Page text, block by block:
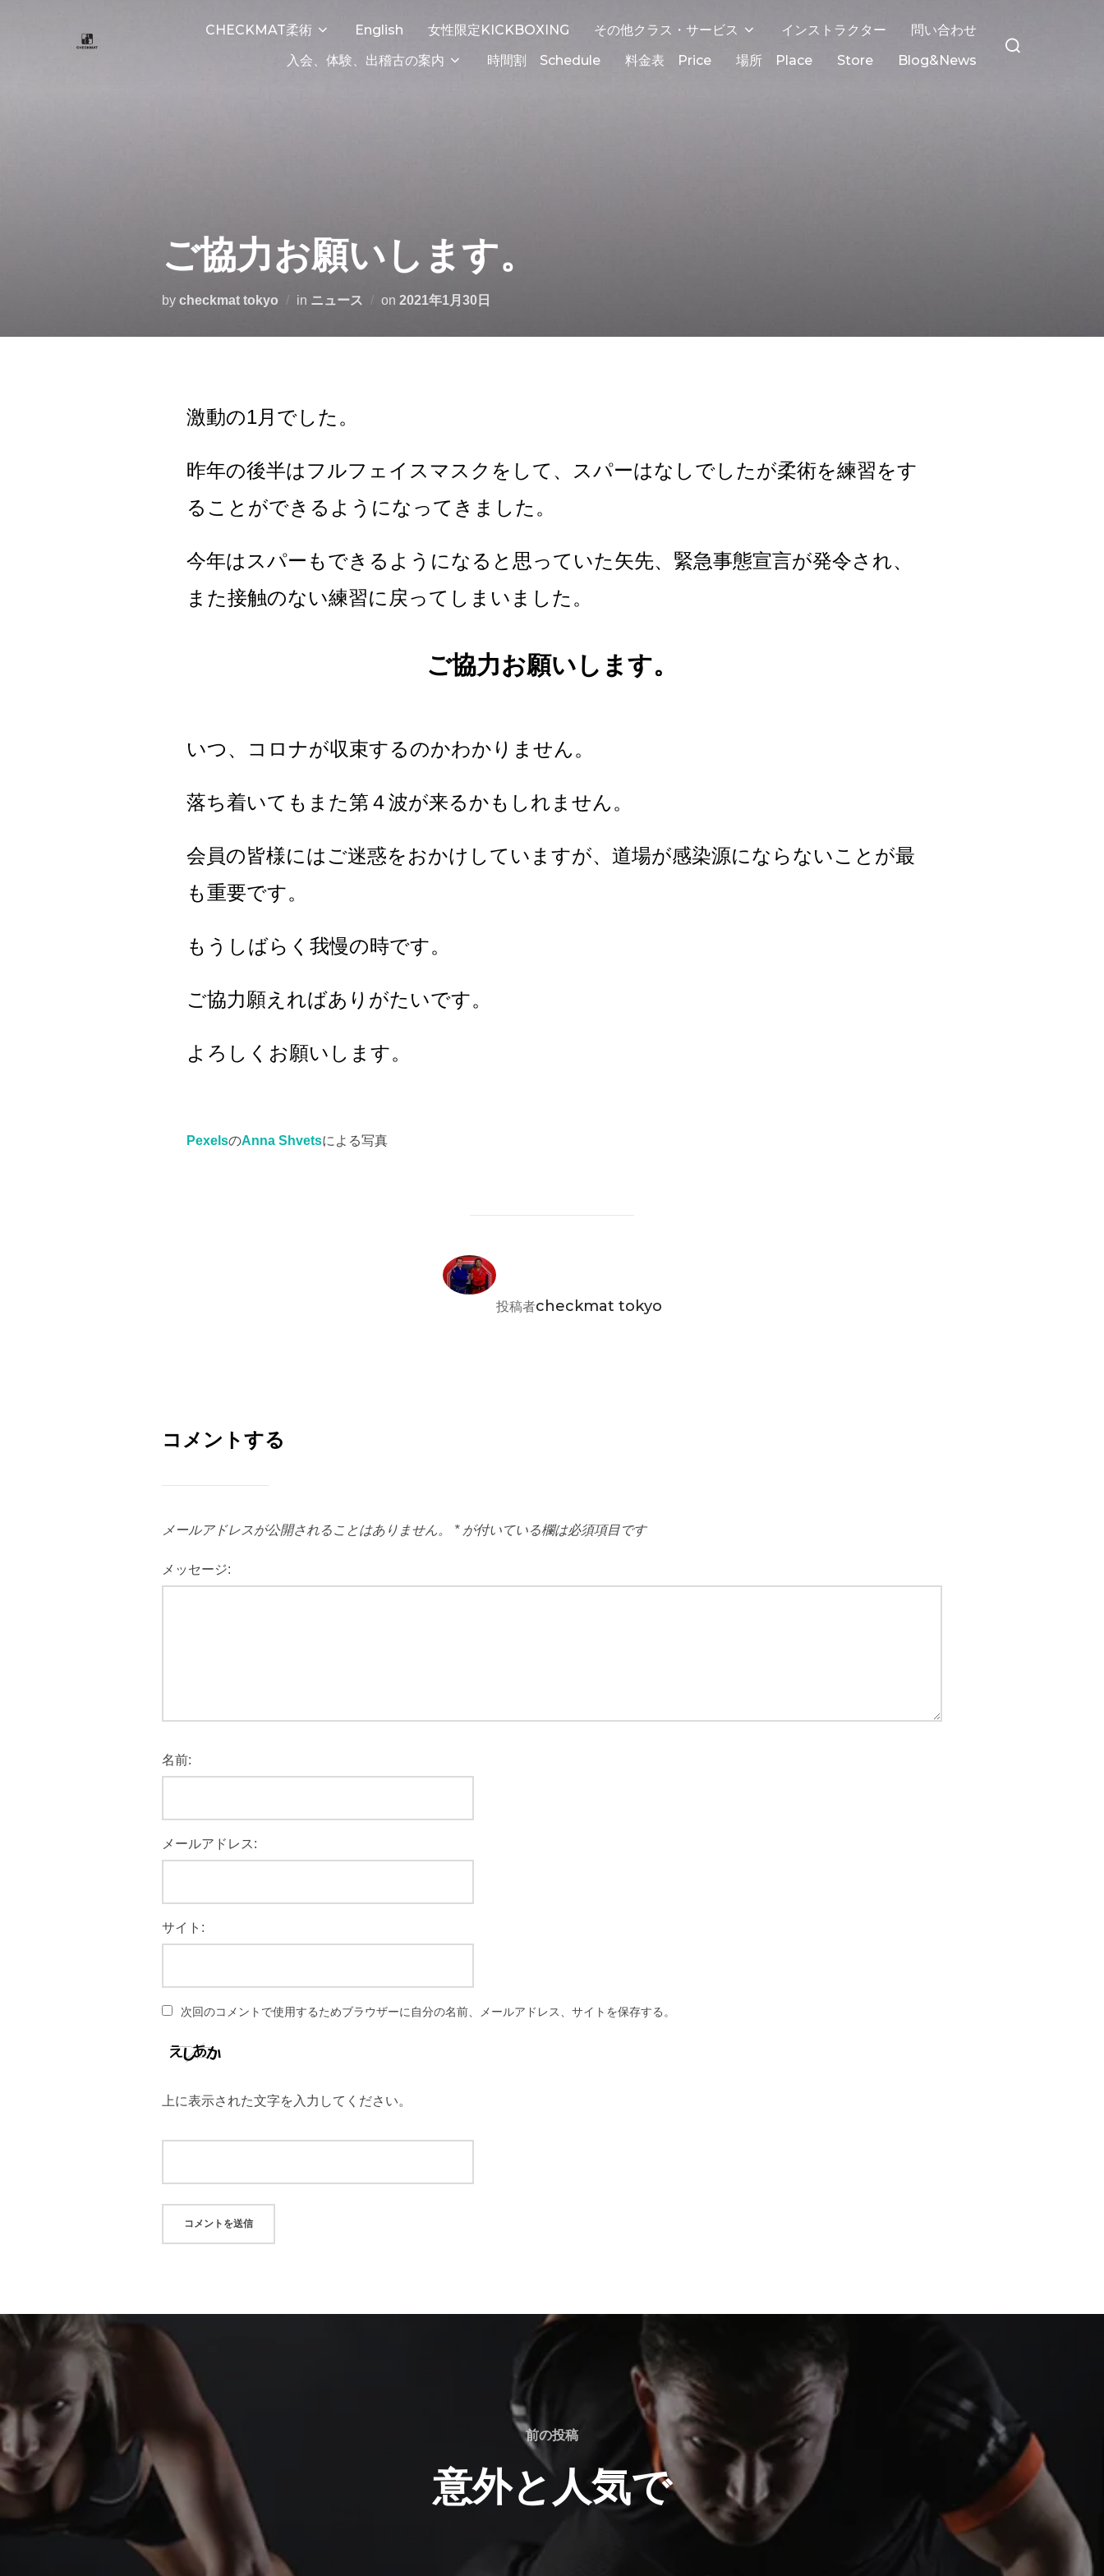
CHECKMAT柔術 English 女性限定KICKBOXING その他クラス・サービス インストラクター
問い合わせ
入会、体験、出稽古の案内
時間割 Schedule 料金表 Price 場所 Place Store Blog&News
ご協力お願いします。
by checkmat tokyo in ニュース on 2021年1月30日
激動の1月でした。
昨年の後半はフルフェイスマスクをして、スパーはなしでしたが柔術を練習をす
ることができるようになってきました。
今年はスパーもできるようになると思っていた矢先、緊急事態宣言が発令され、
また接触のない練習に戻ってしまいました。
ご協力お願いします。
いつ、コロナが収束するのかわかりません。
落ち着いてもまた第４波が来るかもしれません。
会員の皆様にはご迷惑をおかけしていますが、道場が感染源にならないことが最
も重要です。
もうしばらく我慢の時です。
ご協力願えればありがたいです。
よろしくお願いします。
PexelsのAnna Shvetsによる写真
投稿者checkmat tokyo
コメントする
メールアドレスが公開されることはありません。 *が付いている欄は必須項目です
メッセージ:
名前:
メールアドレス:
サイト:
次回のコメントで使用するためブラウザーに自分の名前、メールアドレス、サイトを保存する。
上に表示された文字を入力してください。
前の投稿
意外と人気で